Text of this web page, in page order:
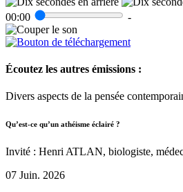
00:00 -
Écoutez les autres émissions :
Divers aspects de la pensée
Qu’est-ce qu’un athéisme éclairé ?
Invité : Henri ATLAN, biologiste,
07 Juin. 2026